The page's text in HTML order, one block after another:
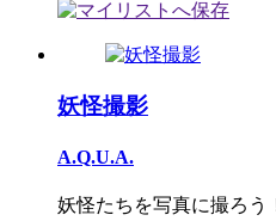
妖怪撮影
A.Q.U.A.
妖怪たちを写真に撮ろう